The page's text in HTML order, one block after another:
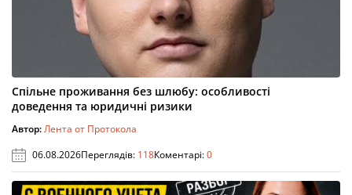
Спільне проживання без шлюбу: особливості
доведення та юридичні ризики
Автор:Лента от Протокола
06.08.2026Переглядів: 118Коментарі:0